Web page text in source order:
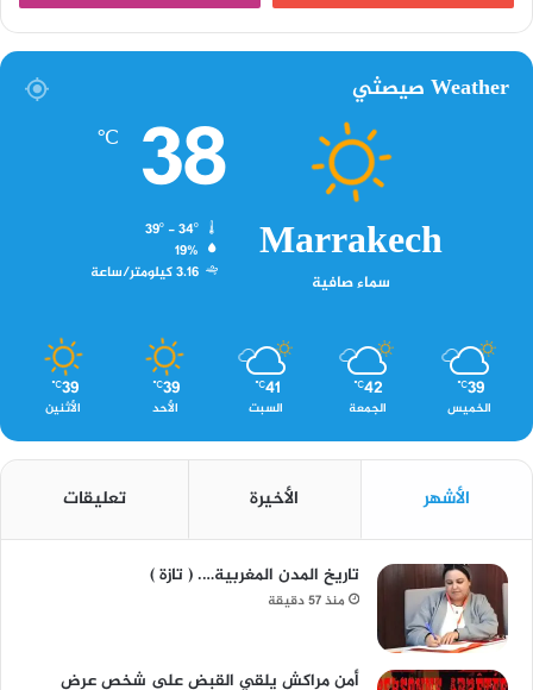
Weather صيصثي
Marrakech
سماء صافية
38
℃
19%
3.16 كيلومتر/ساعة
39
℃
الخميس
42
℃
الجمعة
41
℃
السبت
39
℃
الأحد
39
℃
الأثنين
الأشهر الأخيرة تعليقات
تاريخ المدن المغربية…. ( تازة )
منذ 57 دقيقة
أمن مراكش يلقي القبض على شخص عرض